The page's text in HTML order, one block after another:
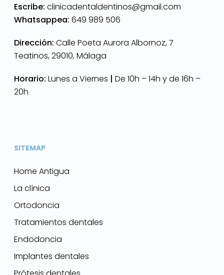
Escribe: clinicadentaldentinos@gmail.com
Whatsappea: 649 989 506
Dirección: Calle Poeta Aurora Albornoz, 7
Teatinos, 29010, Málaga
Horario: Lunes a Viernes | De 10h – 14h y de 16h –
20h
SITEMAP
Home Antigua
La clínica
Ortodoncia
Tratamientos dentales
Endodoncia
Implantes dentales